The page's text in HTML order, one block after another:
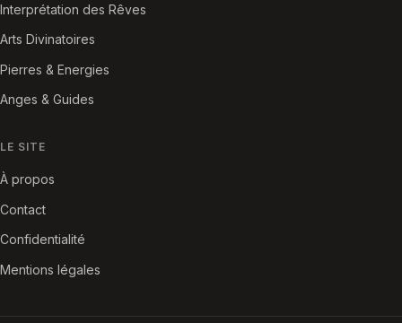
Interprétation des Rêves
Arts Divinatoires
Pierres & Energies
Anges & Guides
LE SITE
À propos
Contact
Confidentialité
Mentions légales